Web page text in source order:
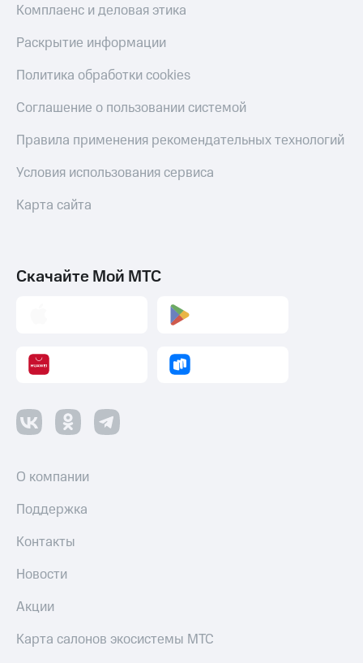
Комплаенс и деловая этика
Раскрытие информации
Политика обработки cookies
Соглашение о пользовании системой
Правила применения рекомендательных технологий
Условия использования сервиса
Карта сайта
Скачайте Мой МТС
О компании
Поддержка
Контакты
Новости
Акции
Карта салонов экосистемы МТС